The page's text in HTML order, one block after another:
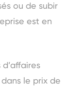
ou de subir
est en
le prix de